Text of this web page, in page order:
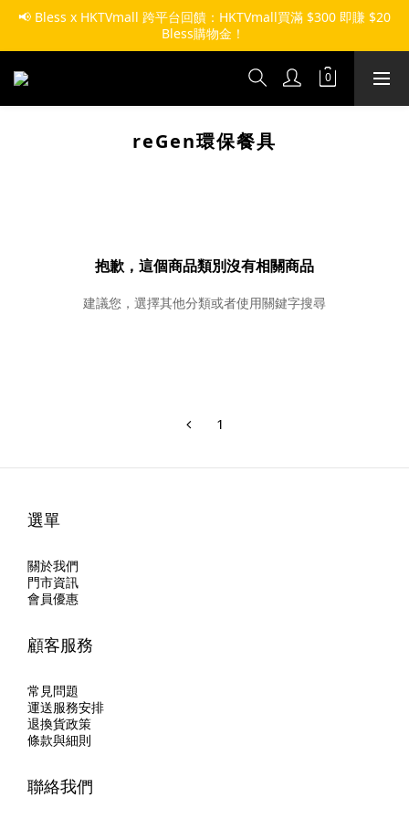
📢 Bless x HKTVmall 跨平台回饋：HKTVmall買滿 $300 即賺 $20
Bless購物金！
reGen環保餐具
抱歉，這個商品類別沒有相關商品
建議您，選擇其他分類或者使用關鍵字搜尋
1
選單
關於我們
門市資訊
會員優惠
顧客服務
常見問題
運送服務安排
退換貨政策
條款與細則
聯絡我們